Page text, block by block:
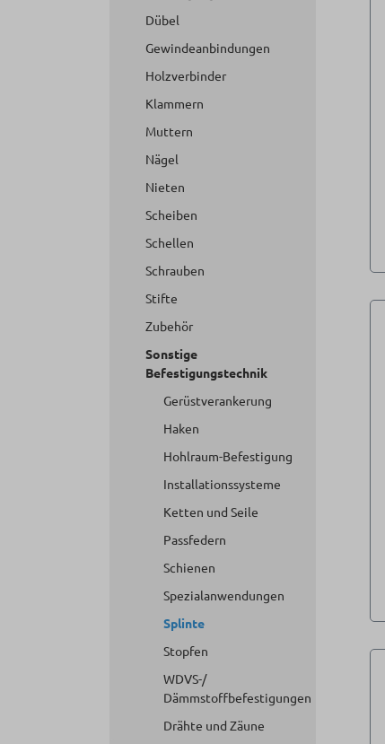
Dübel
Gewindeanbindungen
Holzverbinder
Klammern
Muttern
Nägel
Nieten
Scheiben
Schellen
Schrauben
Stifte
Zubehör
Sonstige
Befestigungstechnik
Gerüstverankerung
Haken
Hohlraum-Befestigung
Installationssysteme
Ketten und Seile
Passfedern
Schienen
Spezialanwendungen
Splinte
Stopfen
WDVS-/
Dämmstoffbefestigungen
Drähte und Zäune